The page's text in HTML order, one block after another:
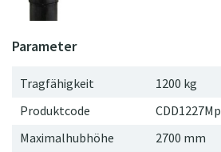
Tragfähigkeit
1200 kg
Produktcode
CDD1227Mp
Maximalhubhöhe
2700 mm